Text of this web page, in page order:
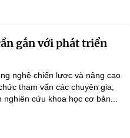
gắn với phát triển
nghệ chiến lược và nâng cao
tham vấn các chuyên gia,
cứu khoa học cơ bản...